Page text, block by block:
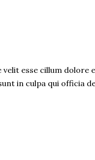
esse cillum dolore
in culpa qui officia